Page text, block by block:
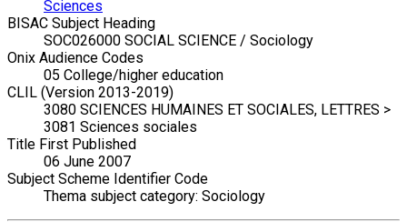
Sciences
BISAC Subject Heading
SOC026000 SOCIAL SCIENCE / Sociology
Onix Audience Codes
05 College/higher education
CLIL (Version 2013-2019)
3080 SCIENCES HUMAINES ET SOCIALES, LETTRES >
3081 Sciences sociales
Title First Published
06 June 2007
Subject Scheme Identifier Code
Thema subject category: Sociology